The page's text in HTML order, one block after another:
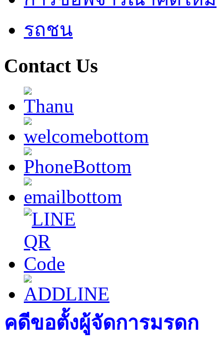
รถชน
Contact Us
คดีขอตั้งผู้จัดการมรดก